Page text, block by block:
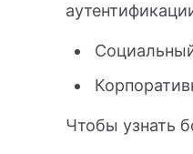
Чтобы узнать